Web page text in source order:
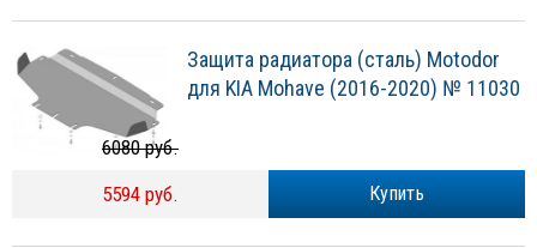
Защита радиатора (сталь) Motodor
для KIA Mohave (2016-2020) № 11030
Купить
6080 руб.
5594 руб.